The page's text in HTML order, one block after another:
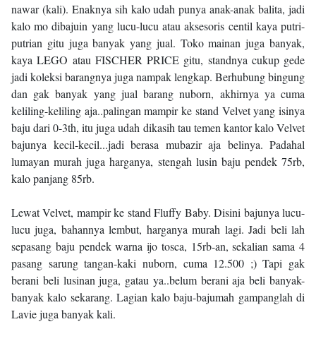
nawar (kali). Enaknya sih kalo udah punya anak-anak balita, jadi
kalo mo dibajuin yang lucu-lucu atau aksesoris centil kaya putri-
putrian gitu juga banyak yang jual. Toko mainan juga banyak,
kaya LEGO atau FISCHER PRICE gitu, standnya cukup gede
jadi koleksi barangnya juga nampak lengkap. Berhubung bingung
dan gak banyak yang jual barang nuborn, akhirnya ya cuma
keliling-keliling aja..palingan mampir ke stand Velvet yang isinya
baju dari 0-3th, itu juga udah dikasih tau temen kantor kalo Velvet
bajunya kecil-kecil...jadi berasa mubazir aja belinya. Padahal
lumayan murah juga harganya, stengah lusin baju pendek 75rb,
kalo panjang 85rb.
Lewat Velvet, mampir ke stand Fluffy Baby. Disini bajunya lucu-
lucu juga, bahannya lembut, harganya murah lagi. Jadi beli lah
sepasang baju pendek warna ijo tosca, 15rb-an, sekalian sama 4
pasang sarung tangan-kaki nuborn, cuma 12.500 ;) Tapi gak
berani beli lusinan juga, gatau ya..belum berani aja beli banyak-
banyak kalo sekarang. Lagian kalo baju-bajumah gampanglah di
Lavie juga banyak kali.